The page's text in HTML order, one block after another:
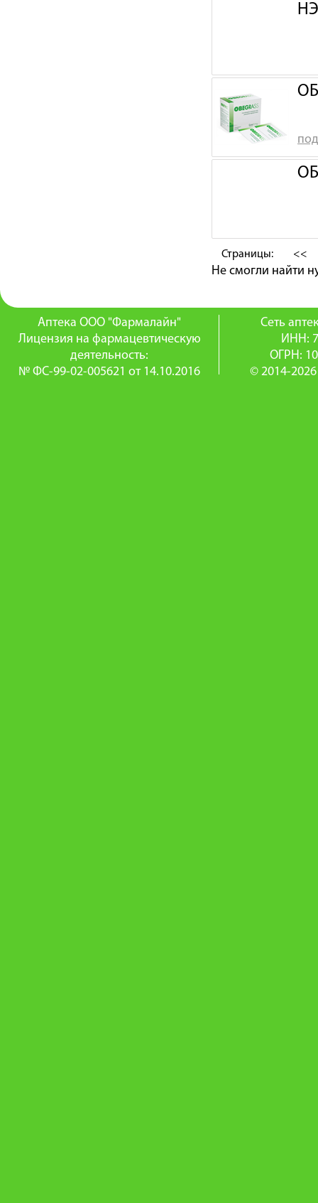
Страницы: <<
Не смогли найти
Аптека ООО "Фармалайн"
Лицензия на фармацевтическую
деятельность:
№ ФС-99-02-005621 от 14.10.2016
Сеть
ИНН:
ОГРН:
© 2014-